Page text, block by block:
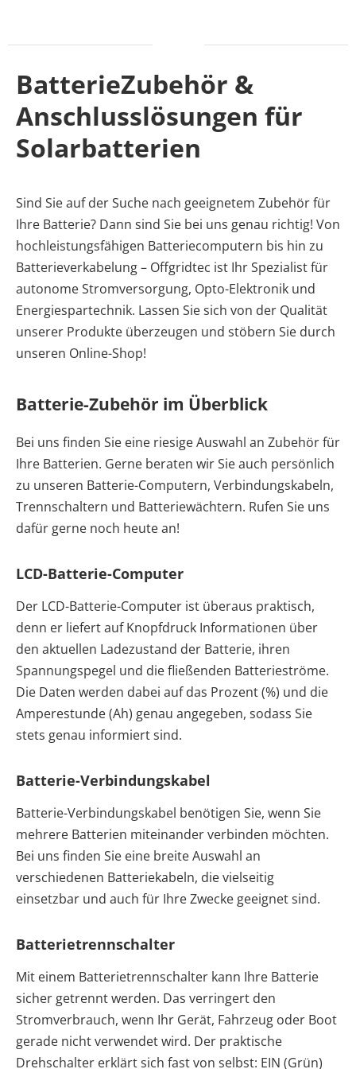
BatterieZubehör &
Anschlusslösungen für
Solarbatterien
Sind Sie auf der Suche nach geeignetem Zubehör für
Ihre Batterie? Dann sind Sie bei uns genau richtig! Von
hochleistungsfähigen Batteriecomputern bis hin zu
Batterieverkabelung – Offgridtec ist Ihr Spezialist für
autonome Stromversorgung, Opto-Elektronik und
Energiespartechnik. Lassen Sie sich von der Qualität
unserer Produkte überzeugen und stöbern Sie durch
unseren Online-Shop!
Batterie-Zubehör im Überblick
Bei uns finden Sie eine riesige Auswahl an Zubehör für
Ihre Batterien. Gerne beraten wir Sie auch persönlich
zu unseren Batterie-Computern, Verbindungskabeln,
Trennschaltern und Batteriewächtern. Rufen Sie uns
dafür gerne noch heute an!
LCD-Batterie-Computer
Der LCD-Batterie-Computer ist überaus praktisch,
denn er liefert auf Knopfdruck Informationen über
den aktuellen Ladezustand der Batterie, ihren
Spannungspegel und die fließenden Batterieströme.
Die Daten werden dabei auf das Prozent (%) und die
Amperestunde (Ah) genau angegeben, sodass Sie
stets genau informiert sind.
Batterie-Verbindungskabel
Batterie-Verbindungskabel benötigen Sie, wenn Sie
mehrere Batterien miteinander verbinden möchten.
Bei uns finden Sie eine breite Auswahl an
verschiedenen Batteriekabeln, die vielseitig
einsetzbar und auch für Ihre Zwecke geeignet sind.
Batterietrennschalter
Mit einem Batterietrennschalter kann Ihre Batterie
sicher getrennt werden. Das verringert den
Stromverbrauch, wenn Ihr Gerät, Fahrzeug oder Boot
gerade nicht verwendet wird. Der praktische
Drehschalter erklärt sich fast von selbst: EIN (Grün)